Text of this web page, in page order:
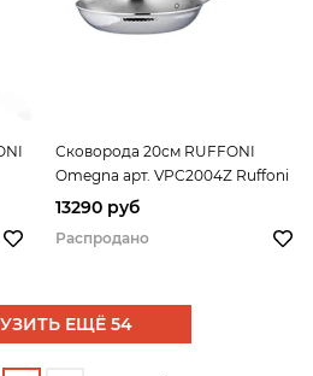
Сковорода 20см RUFFONI
Omegna арт. VPC2004Z Ruffoni
13290 руб
Распродано
ЕЩЁ 54